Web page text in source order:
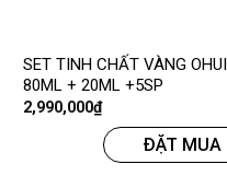
SET TINH CHẤT VÀNG
80ML + 20ML +5SP
2,990,000₫
ĐẶT MUA